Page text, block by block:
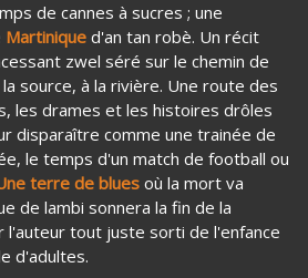
de cannes à sucres ; une
Martinique d'an tan robè. Un récit
zwel séré sur le chemin de
source, à la rivière. Une route des
les drames et les histoires drôles
disparaître comme une trainée de
le temps d'un match de football ou
terre de blues où la mort va
de lambi sonnera la fin de la
l'auteur tout juste sorti de l'enfance
d'adultes.